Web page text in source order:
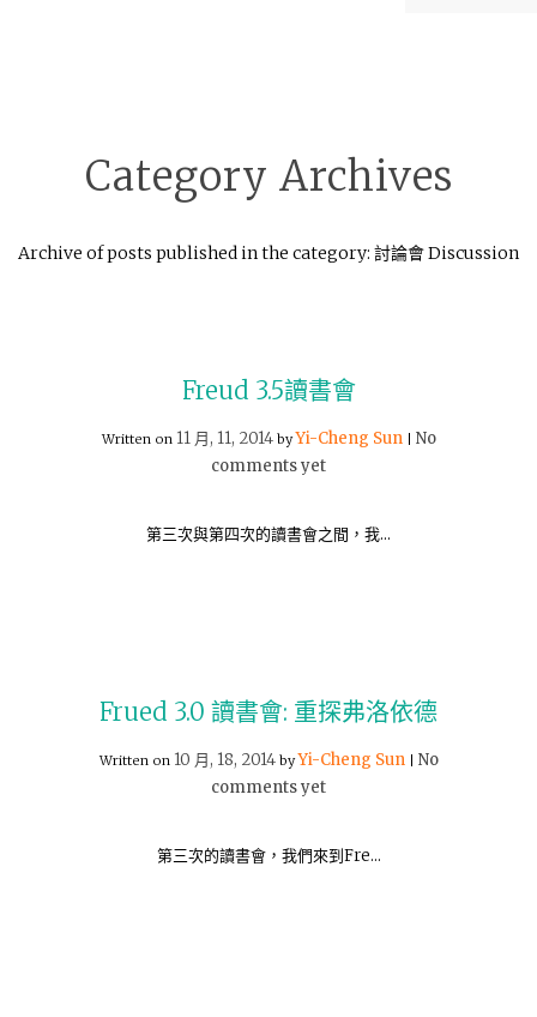
Category Archives
Archive of posts published in the category: 討論會 Discussion
Freud 3.5讀書會
Written on 11 月, 11, 2014 byYi-Cheng Sun
No
comments yet
第三次與第四次的讀書會之間，我…
Frued 3.0 讀書會: 重探弗洛依德
Written on 10 月, 18, 2014 byYi-Cheng Sun
No
comments yet
第三次的讀書會，我們來到Fre…